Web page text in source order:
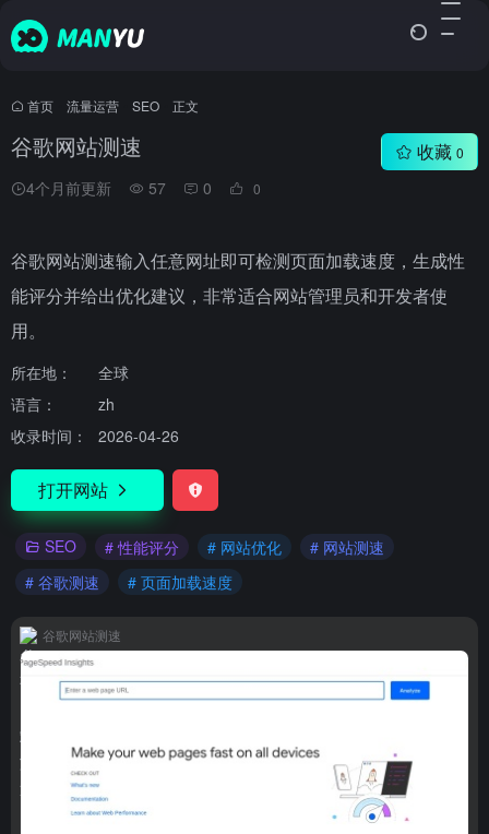
首页 流量运营 SEO 正文
谷歌网站测速
4个月前更新 57 0 0
收藏 0
谷歌网站测速输入任意网址即可检测页面加载速度，生成性
能评分并给出优化建议，非常适合网站管理员和开发者使
用。
所在地：
全球
语言：
zh
收录时间：
2026-04-26
打开网站
SEO # 性能评分 # 网站优化
# 网站测速
# 谷歌测速
# 页面加载速度
谷歌网站测速